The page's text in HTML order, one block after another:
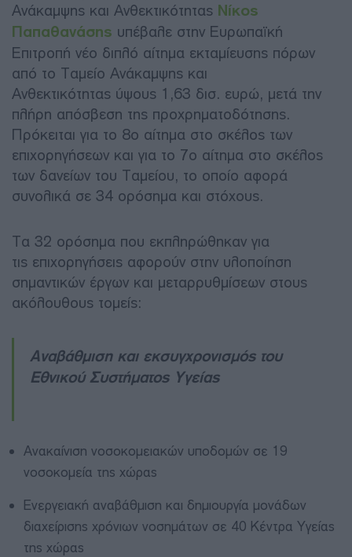
Ανάκαμψης και Ανθεκτικότητας Νίκος
Παπαθανάσης υπέβαλε στην Ευρωπαϊκή
Επιτροπή νέο διπλό αίτημα εκταμίευσης πόρων
από το Ταμείο Ανάκαμψης και
Ανθεκτικότητας ύψους 1,63 δισ. ευρώ, μετά την
πλήρη απόσβεση της προχρηματοδότησης.
Πρόκειται για το 8ο αίτημα στο σκέλος των
επιχορηγήσεων και για το 7ο αίτημα στο σκέλος
των δανείων του Ταμείου, το οποίο αφορά
συνολικά σε 34 ορόσημα και στόχους.
Τα 32 ορόσημα που εκπληρώθηκαν για
τις επιχορηγήσεις αφορούν στην υλοποίηση
σημαντικών έργων και μεταρρυθμίσεων στους
ακόλουθους τομείς:
Αναβάθμιση και εκσυγχρονισμός του
Εθνικού Συστήματος Υγείας
Ανακαίνιση νοσοκομειακών υποδομών σε 19
νοσοκομεία της χώρας
Ενεργειακή αναβάθμιση και δημιουργία μονάδων
διαχείρισης χρόνιων νοσημάτων σε 40 Κέντρα Υγείας
της χώρας